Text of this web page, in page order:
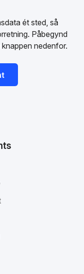
ét sted, så
Påbegynd
nedenfor.